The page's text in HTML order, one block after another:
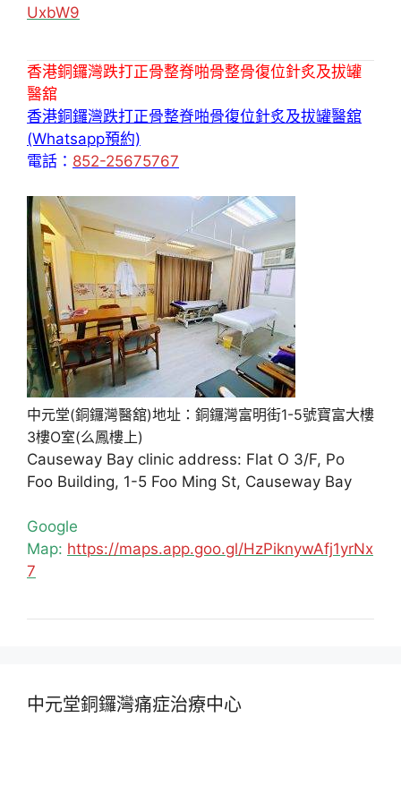
UxbW9
香港銅鑼灣跌打正骨整脊啪骨整骨復位針炙及拔罐
醫舘
香港銅鑼灣跌打正骨整脊啪骨復位針炙及拔罐醫舘
(Whatsapp預約)
電話： 852-25675767
中元堂(銅鑼灣醫舘)地址：銅鑼灣富明街1-5號寶富大樓
3樓O室(么鳳樓上)
Causeway Bay clinic address: Flat O 3/F, Po
Foo Building, 1-5 Foo Ming St, Causeway Bay
Google
Map: https://maps.app.goo.gl/HzPiknywAfj1yrNx
7
中元堂銅鑼灣痛症治療中心